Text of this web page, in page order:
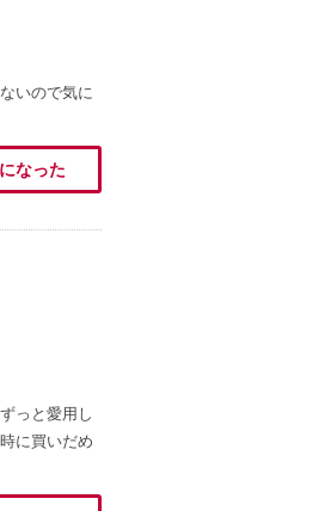
いので気に
なった
っと愛用し
に買いだめ